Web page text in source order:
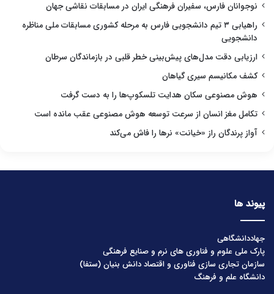
نوجوانان فارس، سفیران فرهنگی ایران در مسابقات نقاشی جهان
راهیابی ۳ تیم دانشجویی فارس به مرحله کشوری مسابقات ملی مناظره
دانشجویی
ارزیابی دقت مدل‌های پیش‌بینی خطر قلبی در بازماندگان سرطان
کشف مکانیسم سیری گیاهان
هوش مصنوعی سکان هدایت تلسکوپ‌ها را به دست گرفت
تکامل مغز انسان از سرعت توسعه هوش مصنوعی عقب مانده است
آواز پرندگان راز «خیانت» نرها را فاش می‌کند
پیوند ها
جهاددانشگاهی
پارک ملی علوم و فناوری های نرم و صنایع فرهنگی
سازمان تجاری سازی فناوری و اقتصاد دانش بنیان (ستفا)
دانشگاه علم و فرهنگ